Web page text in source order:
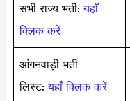
सभी राज्य भर्ती:यहाँ
क्लिक करें
आंगनवाड़ी भर्ती
लिस्ट:यहाँ क्लिक करें